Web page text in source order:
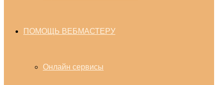
ПОМОЩЬ ВЕБМАСТЕРУ
Онлайн сервисы